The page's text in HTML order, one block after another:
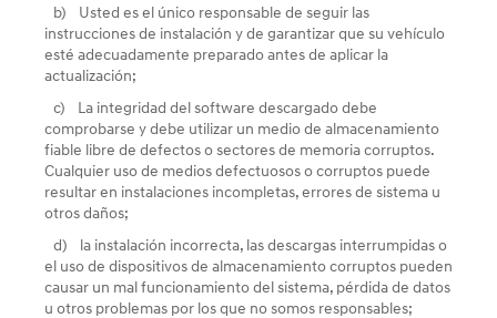
b)
Usted es el único responsable de seguir las
instrucciones de instalación y de garantizar que su vehículo
esté adecuadamente preparado antes de aplicar la
actualización;
c)
La integridad del software descargado debe
comprobarse y debe utilizar un medio de almacenamiento
fiable libre de defectos o sectores de memoria corruptos.
Cualquier uso de medios defectuosos o corruptos puede
resultar en instalaciones incompletas, errores de sistema u
otros daños;
d)
la instalación incorrecta, las descargas interrumpidas o
el uso de dispositivos de almacenamiento corruptos pueden
causar un mal funcionamiento del sistema, pérdida de datos
u otros problemas por los que no somos responsables;